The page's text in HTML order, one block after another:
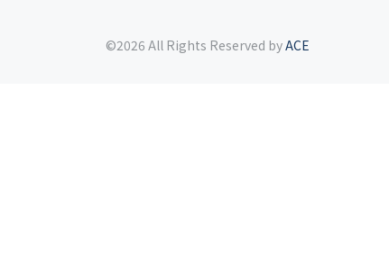
©2026 All Rights Reserved byACE